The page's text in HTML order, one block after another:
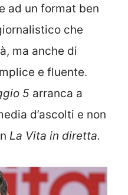
ad un format ben
che
ma anche di
e fluente.
5 arranca a
d’ascolti e non
La Vita in diretta.